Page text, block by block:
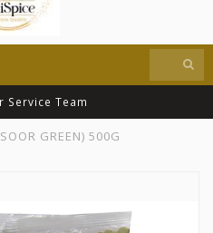
Service Team
GREEN) 500G